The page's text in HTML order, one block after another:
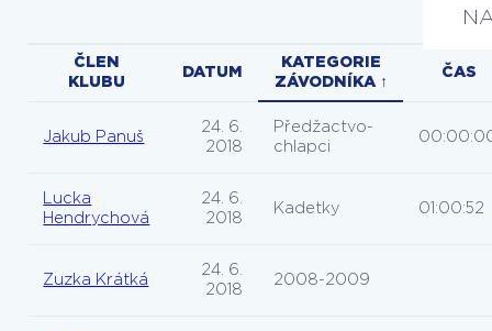
ČLEN
KLUBU
DATUM
KATEGORIE
ZÁVODNÍKA ↑
ČAS
Jakub Panuš
24. 6.
2018
Předžactvo-
chlapci
Lucka
Hendrychová
24. 6.
2018
Kadetky 01:00:52
Zuzka Krátká
24. 6.
2018
2008-2009